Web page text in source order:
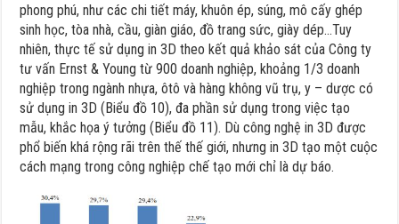
phong phú, như các chi tiết máy, khuôn ép, súng, mô cấy ghép
sinh học, tòa nhà, cầu, giàn giáo, đồ trang sức, giày dép…Tuy
nhiên, thực tế sử dụng in 3D theo kết quả khảo sát của Công ty
tư vấn Ernst & Young từ 900 doanh nghiệp, khoảng 1/3 doanh
nghiệp trong ngành nhựa, ôtô và hàng không vũ trụ, y – dược có
sử dụng in 3D (Biểu đồ 10), đa phần sử dụng trong việc tạo
mẫu, khắc họa ý tưởng (Biểu đồ 11). Dù công nghệ in 3D được
phổ biến khá rộng rãi trên thế thế giới, nhưng in 3D tạo một cuộc
cách mạng trong công nghiệp chế tạo mới chỉ là dự báo.